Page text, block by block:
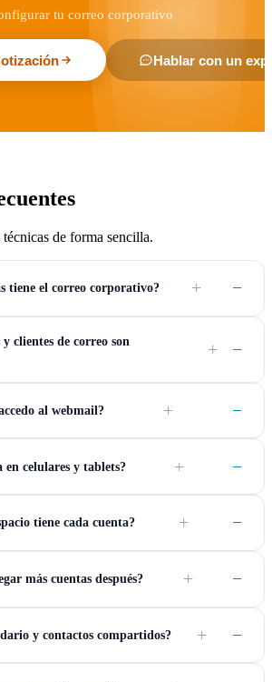
tu correo corporativo
Hablar con un
de forma sencilla.
tiene el correo corporativo? + −
clientes de correo son
+ −
al webmail? + −
en celulares y tablets? + −
tiene cada cuenta? + −
más cuentas después? + −
y contactos compartidos? + −